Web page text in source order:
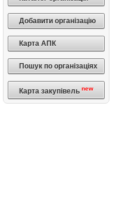
Добавити організацію
Карта АПК
Пошук по організаціях
Карта закупівель new